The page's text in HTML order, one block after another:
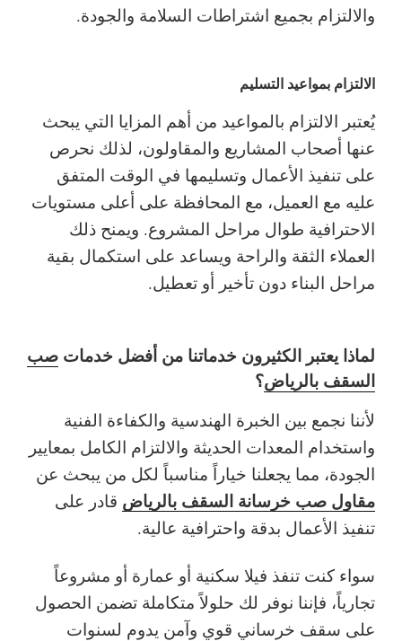
والالتزام بجميع اشتراطات السلامة والجودة.
الالتزام بمواعيد التسليم
يُعتبر الالتزام بالمواعيد من أهم المزايا التي يبحث
عنها أصحاب المشاريع والمقاولون، لذلك نحرص
على تنفيذ الأعمال وتسليمها في الوقت المتفق
عليه مع العميل، مع المحافظة على أعلى مستويات
الاحترافية طوال مراحل المشروع. ويمنح ذلك
العملاء الثقة والراحة ويساعد على استكمال بقية
مراحل البناء دون تأخير أو تعطيل.
لماذا يعتبر الكثيرون خدماتنا من أفضل خدمات صب
السقف بالرياض؟
لأننا نجمع بين الخبرة الهندسية والكفاءة الفنية
واستخدام المعدات الحديثة والالتزام الكامل بمعايير
الجودة، مما يجعلنا خياراً مناسباً لكل من يبحث عن
مقاول صب خرسانة السقف بالرياض قادر على
تنفيذ الأعمال بدقة واحترافية عالية.
سواء كنت تنفذ فيلا سكنية أو عمارة أو مشروعاً
تجارياً، فإننا نوفر لك حلولاً متكاملة تضمن الحصول
على سقف خرساني قوي وآمن يدوم لسنوات